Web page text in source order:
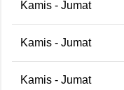
Kamis - Jumat
Kamis - Jumat
Kamis - Jumat